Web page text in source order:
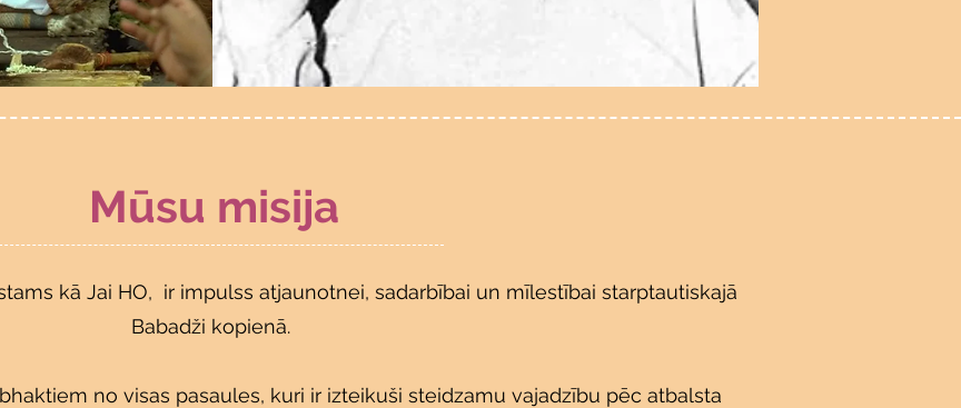
Mūsu misija
kā Jai HO, ir impulss atjaunotnei, sadarbībai un mīlestībai starptautiskajā
Babadži kopienā.
no visas pasaules, kuri ir izteikuši steidzamu vajadzību pēc atbalsta